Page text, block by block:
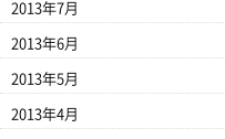
2013年7月
2013年6月
2013年5月
2013年4月